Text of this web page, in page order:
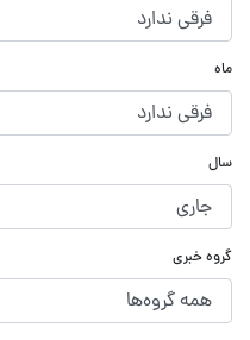
ماه
سال
گروه خبری